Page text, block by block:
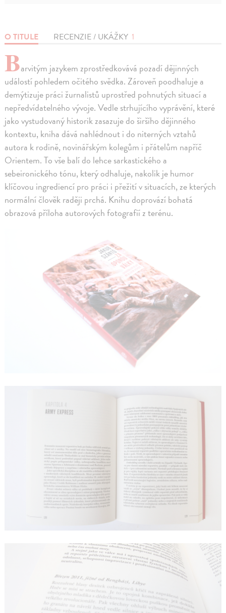
O TITULE RECENZIE / UKÁŽKY 1
Barvitým jazykem zprostředkovává pozadí dějinných
událostí pohledem očitého svědka. Zároveň poodhaluje a
demýtizuje práci žurnalistů uprostřed pohnutých situací a
nepředvídatelného vývoje. Vedle strhujícího vyprávění, které
jako vystudovaný historik zasazuje do širšího dějinného
kontextu, kniha dává nahlédnout i do niterných vztahů
autora k rodině, novinářským kolegům i přátelům napříč
Orientem. To vše balí do lehce sarkastického a
sebeironického tónu, který odhaluje, nakolik je humor
klíčovou ingrediencí pro práci i přežití v situacích, ze kterých
normální člověk raději prchá. Knihu doprovází bohatá
obrazová příloha autorových fotografií z terénu.